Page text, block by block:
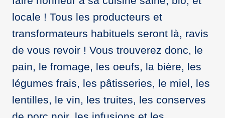
locale ! Tous les producteurs et
transformateurs habituels seront là, ravis
de vous revoir ! Vous trouverez donc, le
pain, le fromage, les oeufs, la bière, les
légumes frais, les pâtisseries, le miel, les
lentilles, le vin, les truites, les conserves